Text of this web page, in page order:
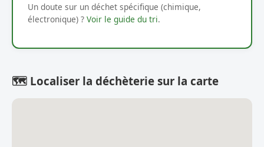
Un doute sur un déchet spécifique (chimique,
électronique) ? Voir le guide du tri.
🗺️ Localiser la déchèterie sur la carte